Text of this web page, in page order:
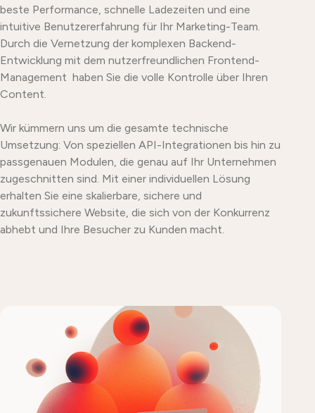
beste Performance, schnelle Ladezeiten und eine
intuitive Benutzererfahrung für Ihr Marketing-Team.
Durch die Vernetzung der komplexen Backend-
Entwicklung mit dem nutzerfreundlichen Frontend-
Management haben Sie die volle Kontrolle über Ihren
Content.
Wir kümmern uns um die gesamte technische
Umsetzung: Von speziellen API-Integrationen bis hin zu
passgenauen Modulen, die genau auf Ihr Unternehmen
zugeschnitten sind. Mit einer individuellen Lösung
erhalten Sie eine skalierbare, sichere und
zukunftssichere Website, die sich von der Konkurrenz
abhebt und Ihre Besucher zu Kunden macht.